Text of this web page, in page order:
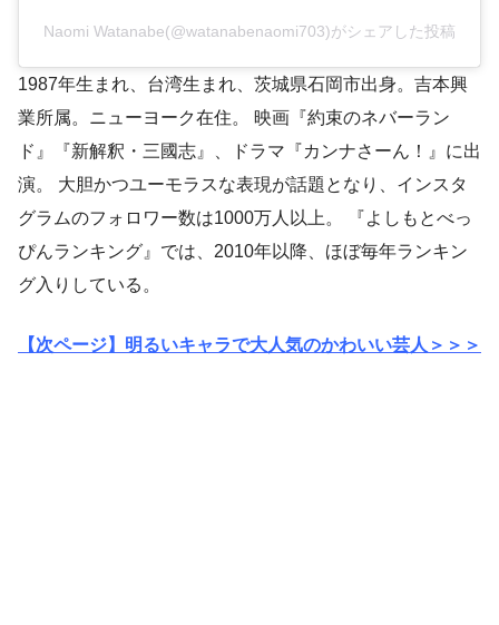
Naomi Watanabe(@watanabenaomi703)がシェアした投稿
1987年生まれ、台湾生まれ、茨城県石岡市出身。吉本興
業所属。ニューヨーク在住。 映画『約束のネバーラン
ド』『新解釈・三國志』、ドラマ『カンナさーん！』に出
演。 大胆かつユーモラスな表現が話題となり、インスタ
グラムのフォロワー数は1000万人以上。 『よしもとべっ
ぴんランキング』では、2010年以降、ほぼ毎年ランキン
グ入りしている。
【次ページ】明るいキャラで大人気のかわいい芸人＞＞＞